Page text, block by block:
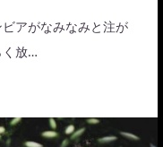
アがなみなみと注が
く放…